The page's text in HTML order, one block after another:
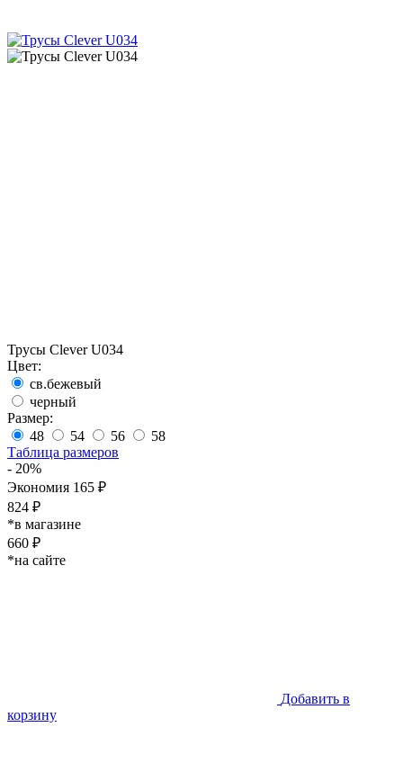
Трусы Clever U034
Цвет:
св.бежевый
черный
Размер:
48
54 56
58
Таблица размеров
- 20%
Экономия 165 ₽
824 ₽
*в магазине
660 ₽
*на сайте
Добавить в
корзину